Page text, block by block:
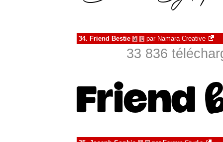
34. Friend Bestie à € par Namara Creative
33 836